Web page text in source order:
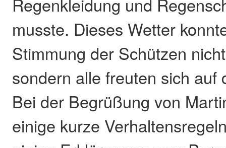
musste. Dieses Wetter
Stimmung der Schützen
sondern alle freuten sich auf
Bei der Begrüßung von
einige kurze